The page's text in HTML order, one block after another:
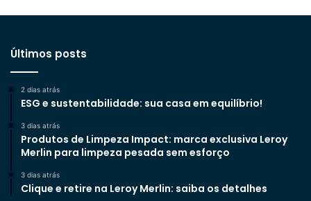
Últimos posts
2 dias atrás
ESG e sustentabilidade: sua casa em equilíbrio!
3 dias atrás
Produtos de Limpeza Impact: marca exclusiva Leroy
Merlin para limpeza pesada sem esforço
3 dias atrás
Clique e retire na Leroy Merlin: saiba os detalhes